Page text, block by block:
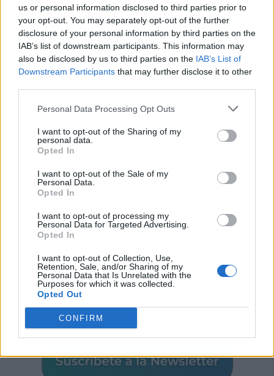
us or personal information disclosed to third parties prior to
your opt-out. You may separately opt-out of the further
disclosure of your personal information by third parties on the
IAB’s list of downstream participants. This information may
also be disclosed by us to third parties on the IAB’s List of
Downstream Participants that may further disclose it to other
Personal Data Processing Opt Outs
I want to opt-out of the Sharing of my
personal data.
Opted In
I want to opt-out of the Sale of my
Personal Data.
Opted In
I want to opt-out of processing my
Personal Data for Targeted Advertising.
Opted In
I want to opt-out of Collection, Use,
Retention, Sale, and/or Sharing of my
Personal Data that Is Unrelated with the
Purposes for which it was collected.
Opted Out
CONFIRM